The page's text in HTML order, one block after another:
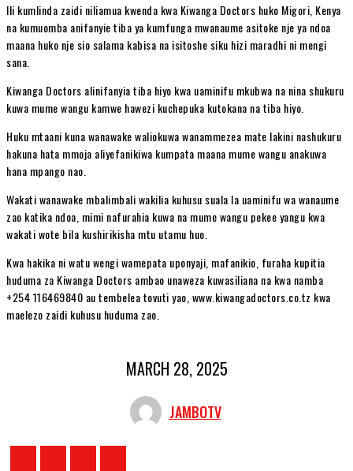
Ili kumlinda zaidi niliamua kwenda kwa Kiwanga Doctors huko Migori, Kenya
na kumuomba anifanyie tiba ya kumfunga mwanaume asitoke nje ya ndoa
maana huko nje sio salama kabisa na isitoshe siku hizi maradhi ni mengi
sana.
Kiwanga Doctors alinifanyia tiba hiyo kwa uaminifu mkubwa na nina shukuru
kuwa mume wangu kamwe hawezi kuchepuka kutokana na tiba hiyo.
Huku mtaani kuna wanawake waliokuwa wanammezea mate lakini nashukuru
hakuna hata mmoja aliyefanikiwa kumpata maana mume wangu anakuwa
hana mpango nao.
Wakati wanawake mbalimbali wakilia kuhusu suala la uaminifu wa wanaume
zao katika ndoa, mimi nafurahia kuwa na mume wangu pekee yangu kwa
wakati wote bila kushirikisha mtu utamu huo.
Kwa hakika ni watu wengi wamepata uponyaji, mafanikio, furaha kupitia
huduma za Kiwanga Doctors ambao unaweza kuwasiliana na kwa namba
+254 116469840 au tembelea tovuti yao, www.kiwangadoctors.co.tz kwa
maelezo zaidi kuhusu huduma zao.
MARCH 28, 2025
JAMBOTV